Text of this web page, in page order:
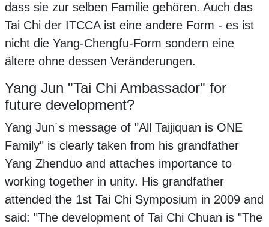
dass sie zur selben Familie gehören. Auch das
Tai Chi der ITCCA ist eine andere Form - es ist
nicht die Yang-Chengfu-Form sondern eine
ältere ohne dessen Veränderungen.
Yang Jun "Tai Chi Ambassador" for
future development?
Yang Jun´s message of "All Taijiquan is ONE
Family" is clearly taken from his grandfather
Yang Zhenduo and attaches importance to
working together in unity. His grandfather
attended the 1st Tai Chi Symposium in 2009 and
said: "The development of Tai Chi Chuan is "The